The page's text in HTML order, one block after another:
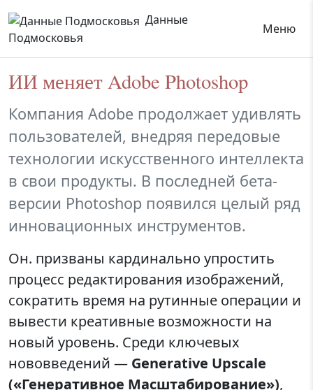
Данные
Подмосковья
Меню
ИИ меняет Adobe Photoshop
Компания Adobe продолжает удивлять
пользователей, внедряя передовые
технологии искусственного интеллекта
в свои продукты. В последней бета-
версии Photoshop появился целый ряд
инновационных инструментов.
Он. призваны кардинально упростить
процесс редактирования изображений,
сократить время на рутинные операции и
вывести креативные возможности на
новый уровень. Среди ключевых
нововведений — Generative Upscale
(«Генеративное Масштабирование»),